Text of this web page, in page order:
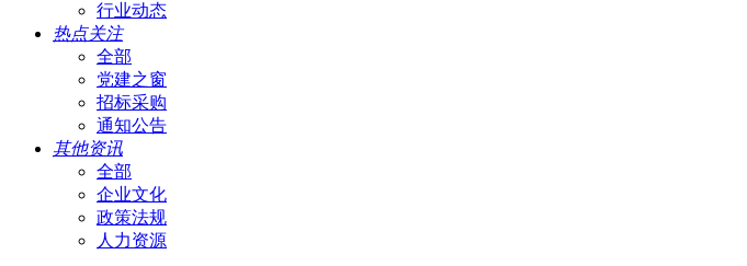
行业动态
热点关注
全部
党建之窗
招标采购
通知公告
其他资讯
全部
企业文化
政策法规
人力资源